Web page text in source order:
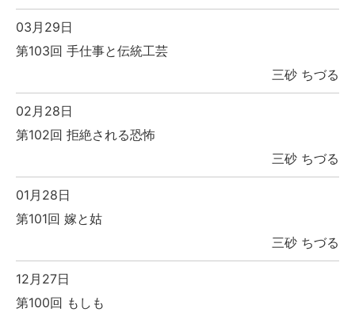
03月29日
第103回 手仕事と伝統工芸
三砂 ちづる
02月28日
第102回 拒絶される恐怖
三砂 ちづる
01月28日
第101回 嫁と姑
三砂 ちづる
12月27日
第100回 もしも